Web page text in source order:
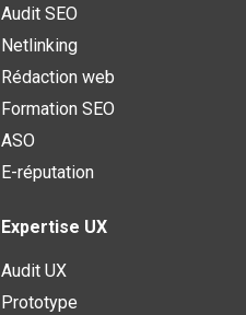
Audit SEO
Netlinking
Rédaction web
Formation SEO
ASO
E-réputation
Expertise UX
Audit UX
Prototype